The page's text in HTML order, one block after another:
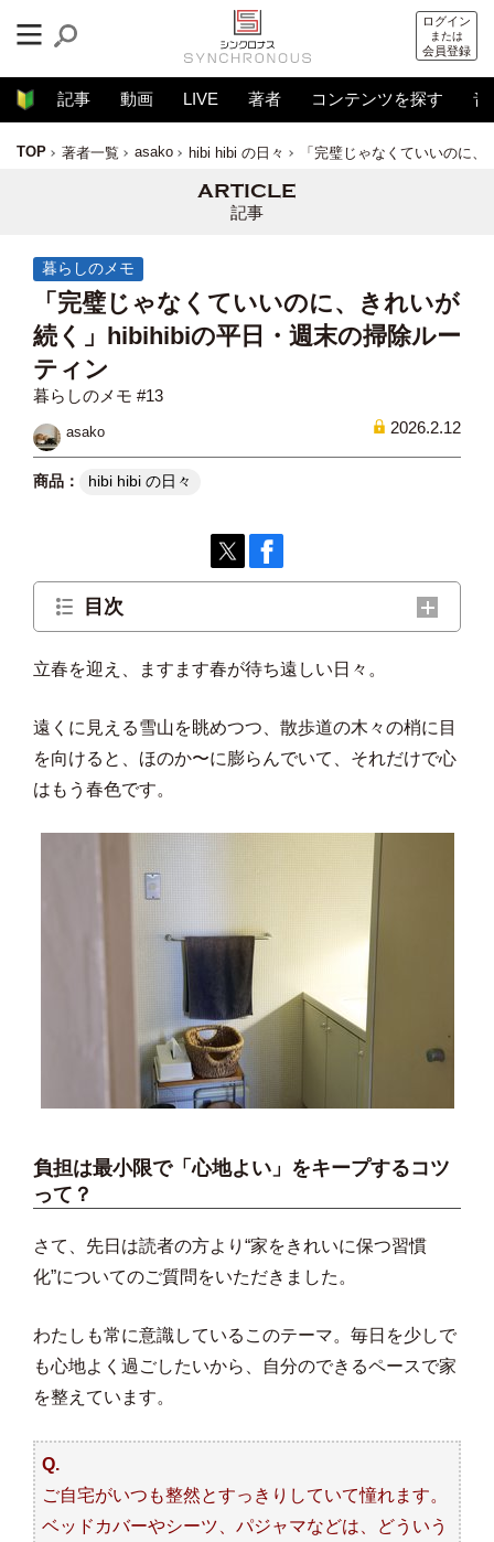
ログイン
または
会員登録
記事 動画 LIVE 著者 コンテンツを探す 音
TOP 著者一覧 asako hibi hibi の日々 「完璧じゃなくていいのに
記事
暮らしのメモ
「完璧じゃなくていいのに、きれいが
続く」hibihibiの平日・週末の掃除ルー
ティン
暮らしのメモ #13
asako 2026.2.12
hibi hibi の日々
目次
負担は最小限で「心地よい」をキープするコ
「使いたくなる道具」で“掃除しなきゃ”の気
持ちを軽くする
最大の難関トイレは無心の「拭く活」一択
すぐ手に取れる場所、さっと運べる状態
立春を迎え、ますます春が待ち遠しい日々。
遠くに見える雪山を眺めつつ、散歩道の木々の梢に目
を向けると、ほのか〜に膨らんでいて、それだけで心
はもう春色です。
負担は最小限で「心地よい」をキープするコツ
って？
さて、先日は読者の方より“家をきれいに保つ習慣
化”についてのご質問をいただきました。
わたしも常に意識しているこのテーマ。毎日を少しで
も心地よく過ごしたいから、自分のできるペースで家
を整えています。
Q.
ご自宅がいつも整然とすっきりしていて憧れます。
ベッドカバーやシーツ、パジャマなどは、どういう